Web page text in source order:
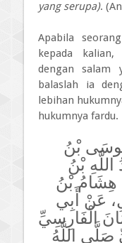
yang serupa).
Apabila
kepada
dengan salam
balaslah ia
lebihan
hukumnya fardu.
بْنُ
بْنُ
هِشَامُ بْنُ
عَنْ أَبِي
الْفَارِسِيِّ
صَلَّى اللَّهُ